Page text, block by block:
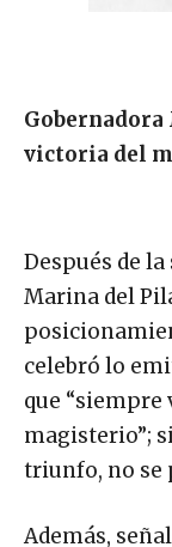
victoria del
Después de
Marina del
celebró lo
que “siempre
magisterio”;
triunfo, no se
Además,